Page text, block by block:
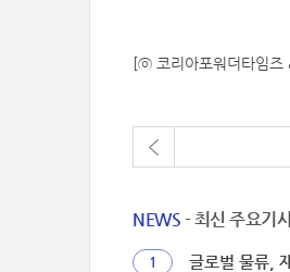
[ⓒ 코리아포워더타임
NEWS - 최신 주요기
1 글로벌 물류,